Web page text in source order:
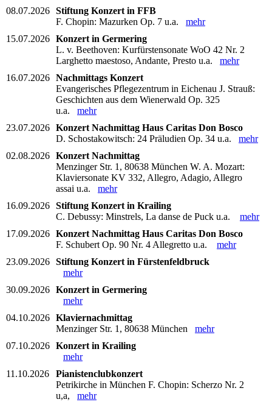
08.07.2026 Stiftung Konzert in FFB
F. Chopin: Mazurken Op. 7 u.a. mehr
15.07.2026 Konzert in Germering
L. v. Beethoven: Kurfürstensonate WoO 42 Nr. 2
Larghetto maestoso, Andante, Presto u.a. mehr
16.07.2026 Nachmittags Konzert
Evangerisches Pflegezentrum in Eichenau J. Strauß:
Geschichten aus dem Wienerwald Op. 325
u.a. mehr
23.07.2026 Konzert Nachmittag Haus Caritas Don Bosco
D. Schostakowitsch: 24 Präludien Op. 34 u.a. mehr
02.08.2026 Konzert Nachmittag
Menzinger Str. 1, 80638 München W. A. Mozart:
Klaviersonate KV 332, Allegro, Adagio, Allegro
assai u.a. mehr
16.09.2026 Stiftung Konzert in Krailing
C. Debussy: Minstrels, La danse de Puck u.a. mehr
17.09.2026 Konzert Nachmittag Haus Caritas Don Bosco
F. Schubert Op. 90 Nr. 4 Allegretto u.a. mehr
23.09.2026 Stiftung Konzert in Fürstenfeldbruck
mehr
30.09.2026 Konzert in Germering
mehr
04.10.2026 Klaviernachmittag
Menzinger Str. 1, 80638 München mehr
07.10.2026 Konzert in Krailing
mehr
11.10.2026
Pianistenclubkonzert
Petrikirche in München F. Chopin: Scherzo Nr. 2
u,a, mehr